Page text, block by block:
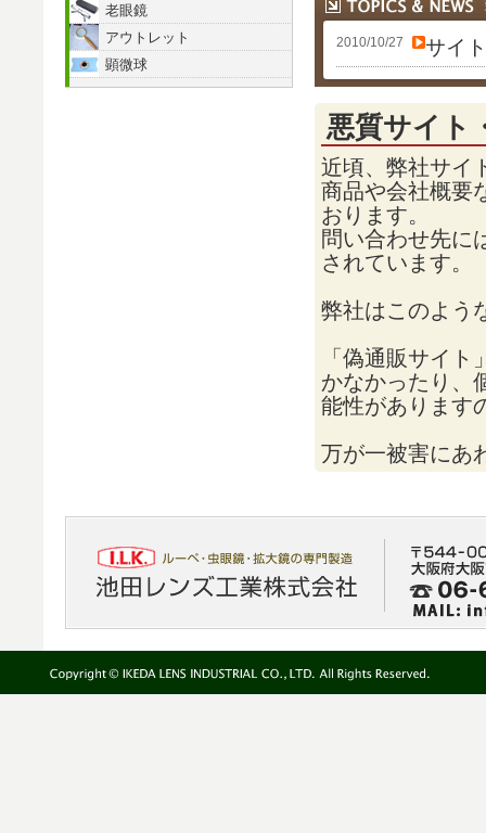
老眼鏡
アウトレット
顕微球
2010/10/27 サイ
悪質サイト
近頃、弊社サイ
商品や会社概要
おります。
問い合わせ先に
されています。
弊社はこのよう
「偽通販サイ
かなかったり、
能性があります
万が一被害にあ